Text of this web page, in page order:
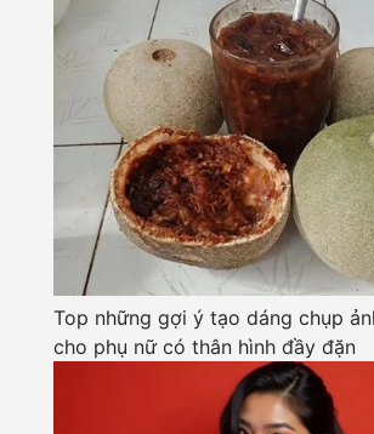
Top những gợi ý tạo dáng chụp
cho phụ nữ có thân hình đầy đặn